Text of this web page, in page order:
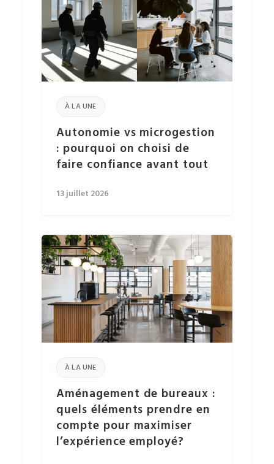
À LA UNE
Autonomie vs microgestion
: pourquoi on choisi de
faire confiance avant tout
13 juillet 2026
À LA UNE
Aménagement de bureaux :
quels éléments prendre en
compte pour maximiser
l’expérience employé?